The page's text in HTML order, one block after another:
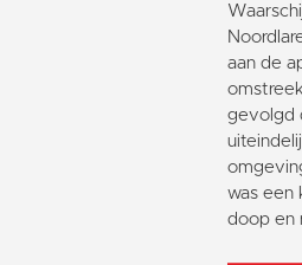
aan de
gevolgd
was een
doop en